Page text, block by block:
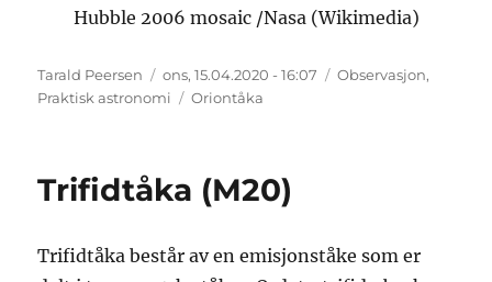
Hubble 2006 mosaic /Nasa (Wikimedia)
Forfatter
Tarald Peersen Publisert
ons, 15.04.2020 - 16:07 Kategorier
Observasjon,
Praktisk astronomi
Stikkord
Oriontåka
Trifidtåka (M20)
Trifidtåka består av en emisjonståke som er